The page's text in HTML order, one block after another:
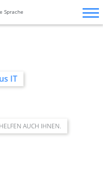
Sprache
IT
AUCH IHNEN.